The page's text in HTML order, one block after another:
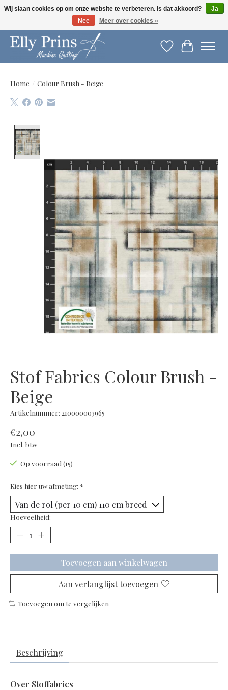
Let op: gewijzigde openingstijden!
Verlanglijst
Home / Colour Brush - Beige
Stof Fabrics Colour Brush -
Beige
Artikelnummer: 210000003965
€2,00
Incl. btw
Op voorraad (15)
Kies hier uw afmeting: *
Hoeveelheid:
Toevoegen aan winkelwagen
Aan verlanglijst toevoegen
Toevoegen om te vergelijken
Beschrijving
Over Stoffabrics
Wij slaan cookies op om onze website te verbeteren. Is dat akkoord?
Ja
Nee
Meer over cookies »